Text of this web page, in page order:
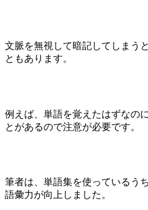
文脈を無視して暗記してしまう
ともあります。
例えば、単語を覚えたはずなの
とがあるので注意が必要です。
筆者は、単語集を使っているう
語彙力が向上しました。